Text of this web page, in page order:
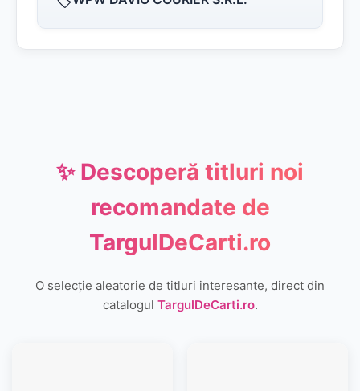
✨ Descoperă titluri noi
recomandate de
TargulDeCarti.ro
O selecție aleatorie de titluri interesante, direct din
catalogul TargulDeCarti.ro.